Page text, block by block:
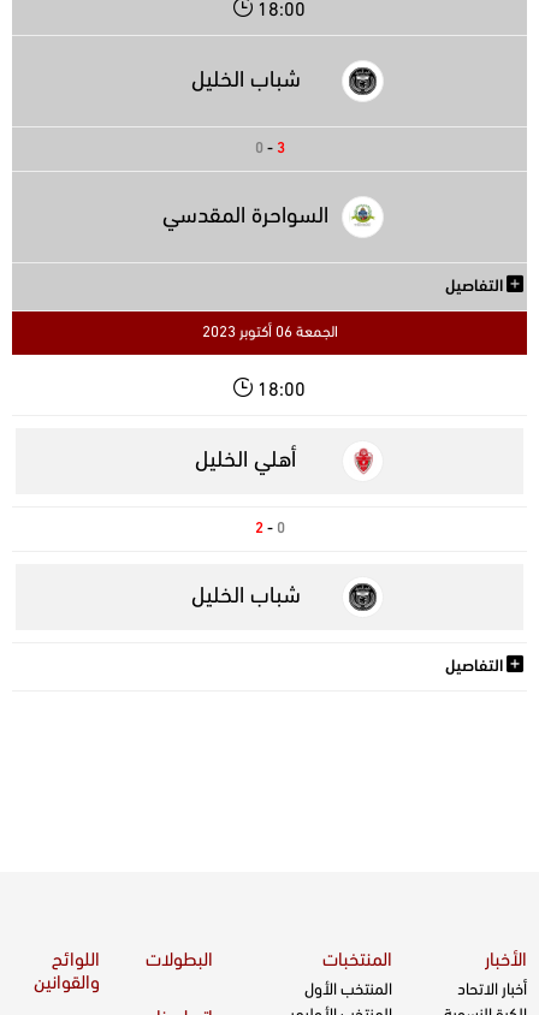
18:00
شباب الخليل
3
-
0
السواحرة المقدسي
التفاصيل
الجمعة 06 أكتوبر 2023
18:00
أهلي الخليل
0
-
2
شباب الخليل
التفاصيل
الأخبار
أخبار الاتحاد
المنتخبات
المنتخب الأول
البطولات
اللوائح
والقوانين